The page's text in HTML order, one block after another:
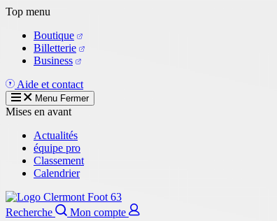
Aller
contenu
principal
Top menu
Boutique
Billetterie
Business
Aide et contact
Menu Fermer
Mises en avant
Actualités
équipe pro
Classement
Calendrier
Recherche
Mon compte